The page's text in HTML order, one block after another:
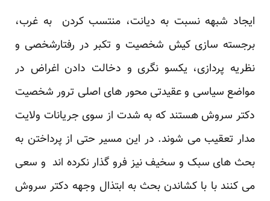
ایجاد شبهه نسبت به دیانت، منتسب کردن به غرب،
برجسته سازی کیش شخصیت و تکبر در رفتارشخصی و
نظریه پردازی، یکسو نگری و دخالت دادن اغراض در
مواضع سیاسی و عقیدتی محور های اصلی ترور شخصیت
دکتر سروش هستند که به شدت از سوی جریانات ولایت
مدار تعقیب می شوند. در این مسیر حتی از پرداختن به
بحث های سبک و سخیف نیز فرو گذار نکرده اند و سعی
می کنند با با کشاندن بحث به ابتذال وجهه دکتر سروش